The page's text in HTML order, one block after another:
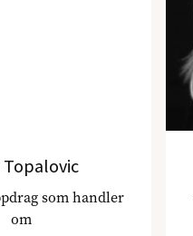
Topalovic
som handler
om